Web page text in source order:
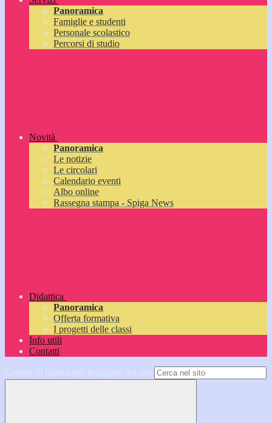
Panoramica
Famiglie e studenti
Personale scolastico
Percorsi di studio
Novità
Panoramica
Le notizie
Le circolari
Calendario eventi
Albo online
Rassegna stampa - Spiga News
Didattica
Panoramica
Offerta formativa
I progetti delle classi
Info utili
Contatti